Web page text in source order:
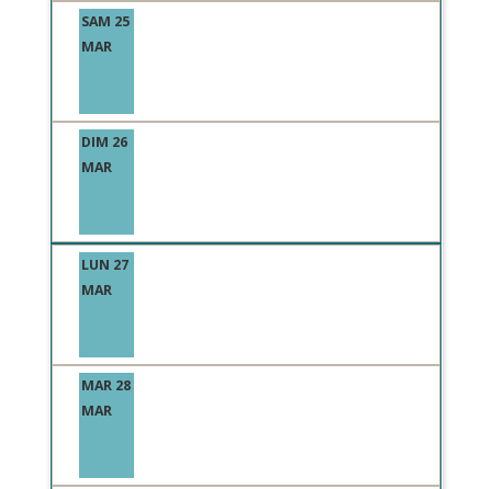
SAM 25
MAR
DIM 26
MAR
LUN 27
MAR
MAR 28
MAR